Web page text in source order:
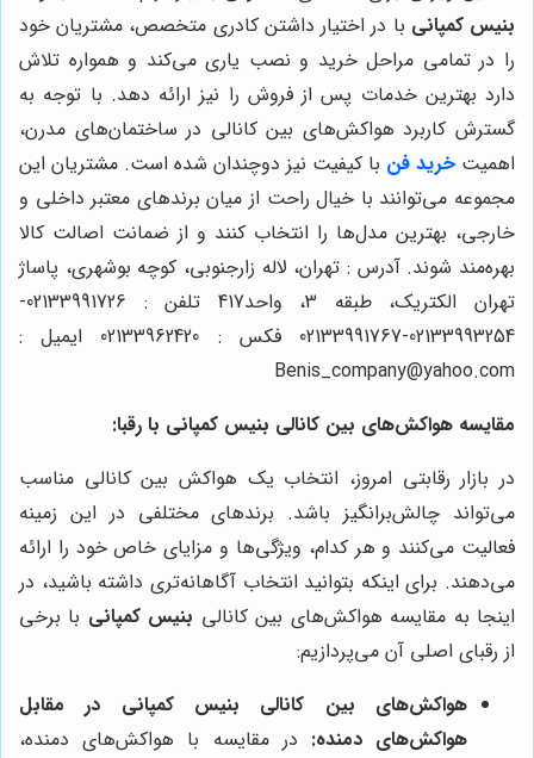
بنیس کمپانی با در اختیار داشتن کادری متخصص، مشتریان خود
را در تمامی مراحل خرید و نصب یاری می‌کند و همواره تلاش
دارد بهترین خدمات پس از فروش را نیز ارائه دهد. با توجه به
گسترش کاربرد هواکش‌های بین کانالی در ساختمان‌های مدرن،
اهمیت خرید فن با کیفیت نیز دوچندان شده است. مشتریان این
مجموعه می‌توانند با خیال راحت از میان برندهای معتبر داخلی و
خارجی، بهترین مدل‌ها را انتخاب کنند و از ضمانت اصالت کالا
بهره‌مند شوند. آدرس : تهران، لاله زارجنوبی، کوچه بوشهری، پاساژ
تهران الکتریک، طبقه 3، واحد417 تلفن : 02133991726-
02133993254-02133991767 فکس : 02133962420 ایمیل :
Benis_company@yahoo.com
مقایسه هواکش‌های بین کانالی بنیس کمپانی با رقبا:
در بازار رقابتی امروز، انتخاب یک هواکش بین کانالی مناسب
می‌تواند چالش‌برانگیز باشد. برندهای مختلفی در این زمینه
فعالیت می‌کنند و هر کدام، ویژگی‌ها و مزایای خاص خود را ارائه
می‌دهند. برای اینکه بتوانید انتخاب آگاهانه‌تری داشته باشید، در
اینجا به مقایسه هواکش‌های بین کانالی بنیس کمپانی با برخی
از رقبای اصلی آن می‌پردازیم:
هواکش‌های بین کانالی بنیس کمپانی در مقابل
هواکش‌های دمنده: در مقایسه با هواکش‌های دمنده،